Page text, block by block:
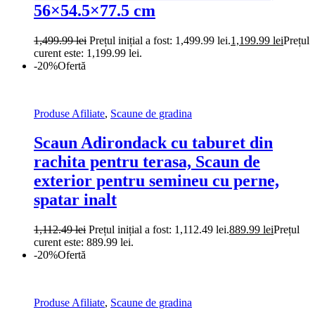
56×54.5×77.5 cm
1,499.99lei Prețul inițial a fost: 1,499.99 lei.1,199.99 leiPrețul
curent este: 1,199.99 lei.
-20%Ofertă
Produse Afiliate, Scaune de gradina
Scaun Adirondack cu taburet din
rachita pentru terasa, Scaun de
exterior pentru semineu cu perne,
spatar inalt
1,112.49lei Prețul inițial a fost: 1,112.49 lei.889.99 leiPrețul
curent este: 889.99 lei.
-20%Ofertă
Produse Afiliate, Scaune de gradina